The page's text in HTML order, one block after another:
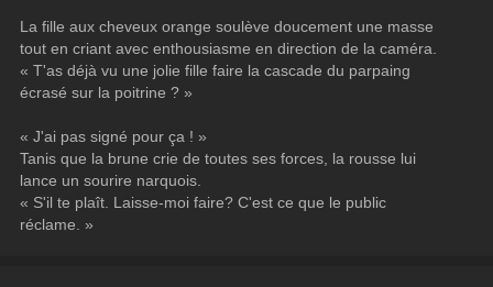
La fille aux cheveux orange soulève doucement une masse
tout en criant avec enthousiasme en direction de la caméra.
« T'as déjà vu une jolie fille faire la cascade du parpaing
écrasé sur la poitrine ? »
« J'ai pas signé pour ça ! »
Tanis que la brune crie de toutes ses forces, la rousse lui
lance un sourire narquois.
« S'il te plaît. Laisse-moi faire? C'est ce que le public
réclame. »